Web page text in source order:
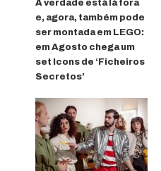
A verdade está lá fora
e, agora, também pode
ser montada em LEGO:
em Agosto chega um
set Icons de ‘Ficheiros
Secretos’